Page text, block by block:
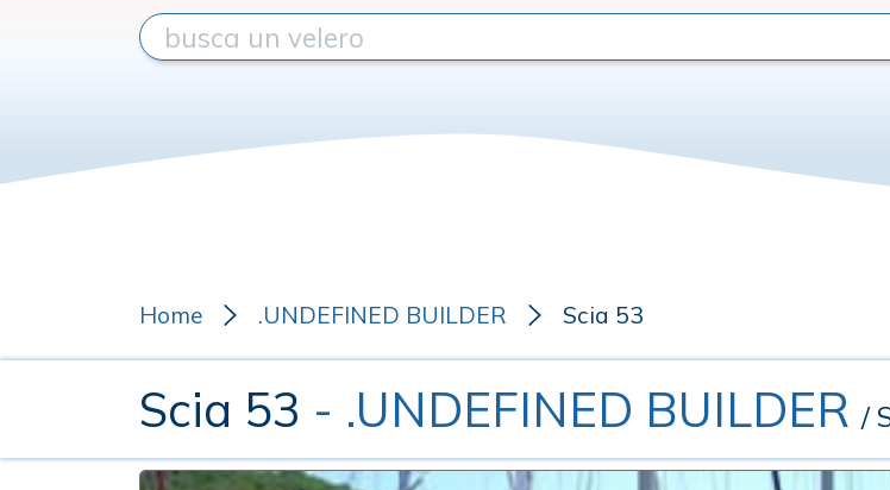
Home .UNDEFINED BUILDER Scia 53
Scia 53 - .UNDEFINED BUILDER /